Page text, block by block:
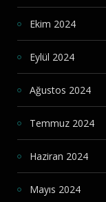
Ekim 2024
Eylül 2024
Ağustos 2024
Temmuz 2024
Haziran 2024
Mayıs 2024